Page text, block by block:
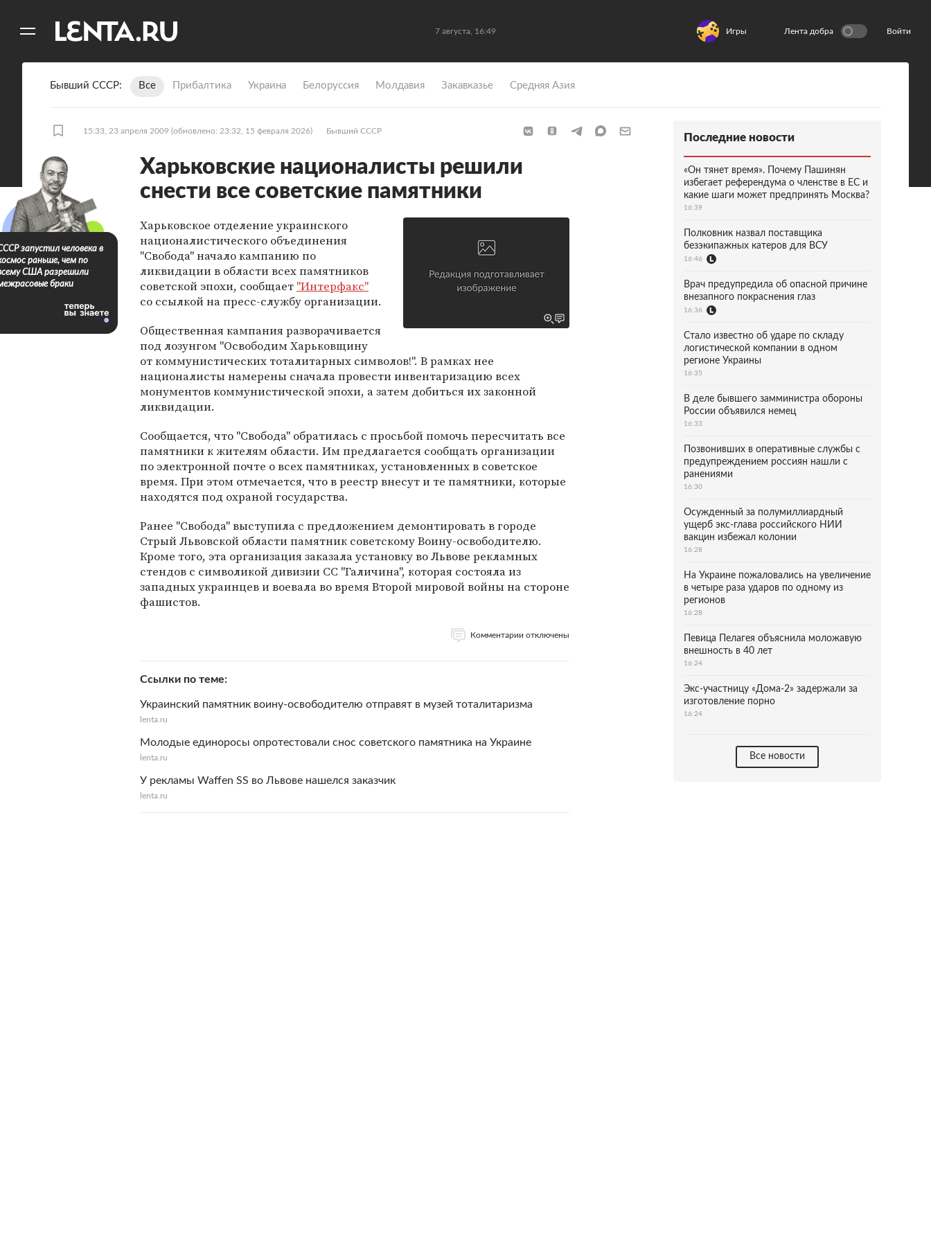
7 августа, 16:49 Игры Лента добра Войти
Бывший СССР Все Прибалтика Украина Белоруссия Молдавия Закавказье Средняя Азия
15:33, 23 апреля 2009 (обновлено: 23:32, 15 февраля 2026) Бывший СССР
Харьковские националисты решили
снести все советские памятники
Харьковское отделение украинского
националистического объединения
"Свобода" начало кампанию по
ликвидации в области всех памятников
советской эпохи, сообщает "Интерфакс"
со ссылкой на пресс-службу организации.
Общественная кампания разворачивается
под лозунгом "Освободим Харьковщину
от коммунистических тоталитарных символов!". В рамках нее
националисты намерены сначала провести инвентаризацию всех
монументов коммунистической эпохи, а затем добиться их законной
ликвидации.
Сообщается, что "Свобода" обратилась с просьбой помочь пересчитать все
памятники к жителям области. Им предлагается сообщать организации
по электронной почте о всех памятниках, установленных в советское
время. При этом отмечается, что в реестр внесут и те памятники, которые
находятся под охраной государства.
Ранее "Свобода" выступила с предложением демонтировать в городе
Стрый Львовской области памятник советскому Воину-освободителю.
Кроме того, эта организация заказала установку во Львове рекламных
стендов с символикой дивизии СС "Галичина", которая состояла из
западных украинцев и воевала во время Второй мировой войны на стороне
фашистов.
Комментарии отключены
Ссылки по теме
Украинский памятник воину-освободителю отправят в музей тоталитаризма
lenta.ru
Молодые единоросы опротестовали снос советского памятника на Украине
lenta.ru
У рекламы Waffen SS во Львове нашелся заказчик
lenta.ru
запустил человека в
раньше, чем по
США разрешили
браки
Последние новости
«Он тянет время». Почему Пашинян
избегает референдума о членстве в ЕС и
какие шаги может предпринять Москва?
16:39
Полковник назвал поставщика
безэкипажных катеров для ВСУ
16:46
Врач предупредила об опасной причине
внезапного покраснения глаз
16:36
Стало известно об ударе по складу
логистической компании в одном
регионе Украины
16:35
В деле бывшего замминистра обороны
России объявился немец
16:33
Позвонивших в оперативные службы с
предупреждением россиян нашли с
ранениями
16:30
Осужденный за полумиллиардный
ущерб экс-глава российского НИИ
вакцин избежал колонии
16:28
На Украине пожаловались на увеличение
в четыре раза ударов по одному из
регионов
16:28
Певица Пелагея объяснила моложавую
внешность в 40 лет
16:24
Экс-участницу «Дома-2» задержали за
изготовление порно
16:24
Все новости